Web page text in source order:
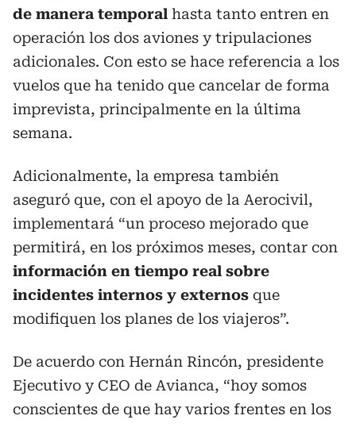
de manera temporal hasta tanto entren en
operación los dos aviones y tripulaciones
adicionales. Con esto se hace referencia a los
vuelos que ha tenido que cancelar de forma
imprevista, principalmente en la última
semana.
Adicionalmente, la empresa también
aseguró que, con el apoyo de la Aerocivil,
implementará “un proceso mejorado que
permitirá, en los próximos meses, contar con
información en tiempo real sobre
incidentes internos y externos que
modifiquen los planes de los viajeros”.
De acuerdo con Hernán Rincón, presidente
Ejecutivo y CEO de Avianca, “hoy somos
conscientes de que hay varios frentes en los